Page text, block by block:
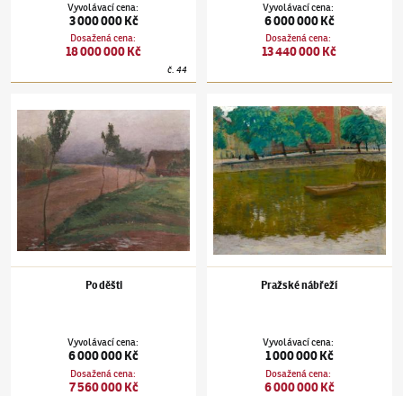
Vyvolávací cena:
3 000 000 Kč
Dosažená cena:
18 000 000 Kč
č.44
Vyvolávací cena:
6 000 000 Kč
Dosažená cena:
13 440 000 Kč
Po děšti
Vyvolávací cena:
6 000 000 Kč
Dosažená cena:
7 560 000 Kč
Antonín Slavíček(1870–1910)Pražské
Pražské nábřeží
Vyvolávací cena:
1 000 000 Kč
Dosažená cena:
6 000 000 Kč